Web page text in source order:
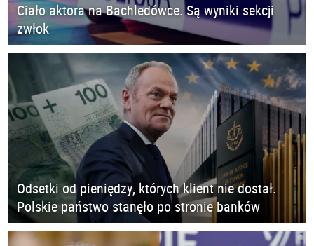
Ciało aktora na Bachledówce. Są wyniki sekcji
zwłok
Odsetki od pieniędzy, których klient nie dostał.
Polskie państwo stanęło po stronie banków